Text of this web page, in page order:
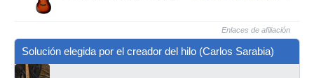
Enlaces de afiliación
Solución elegida por el creador del hilo (Carlos Sarabia)